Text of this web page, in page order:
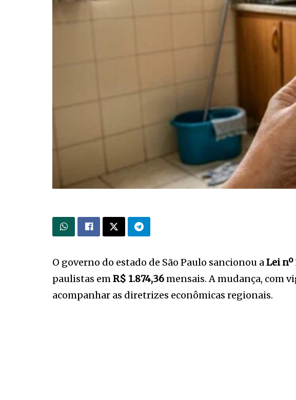
O governo do estado de São Paulo sancionou aLei nº
paulistas emR$ 1.874,36mensais. A mudança, com
acompanhar as diretrizes econômicas regionais.